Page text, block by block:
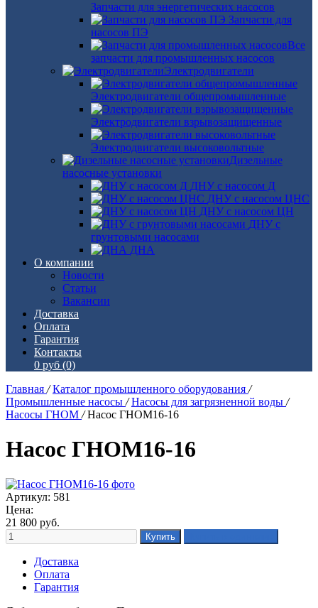
Запчасти для энергетических насосов
Запчасти для
насосов ПЭ
Все
запчасти для промышленных насосов
Электродвигатели
Электродвигатели общепромышленные
Электродвигатели взрывозащищенные
Электродвигатели высоковольтные
Дизельные
насосные установки
ДНУ с насосом Д
ДНУ с насосом ЦНС
ДНУ с насосом ЦН
ДНУ с
грунтовыми насосами
ДНА
О компании
Новости
Статьи
Вакансии
Доставка
Оплата
Гарантия
Контакты
0 руб (0)
Главная / Каталог промышленного оборудования /
Промышленные насосы / Насосы для загрязненной воды /
Насосы ГНОМ / Насос ГНОМ16-16
Насос ГНОМ16-16
Артикул: 581
Цена:
21 800 руб.
Доставка
Оплата
Гарантия